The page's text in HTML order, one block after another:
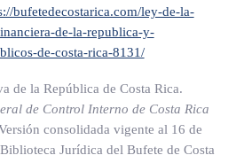
de inamovilidad establecido en
con suspensión o destitución del
República. Igualmente los
incurrido en ella serán responsables
causados, sin perjuicio de la nulidad
bufetedecostarica.com/ley-de-la-
de-la-republica-y-
de-costa-rica-8131/
de la República de Costa Rica.
de Control Interno de Costa Rica
consolidada vigente al 16 de
Jurídica del Bufete de Costa